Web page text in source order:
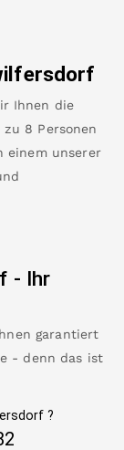
Ihnen die
8 Personen
einem unserer
- Ihr
garantiert
- denn das ist
?